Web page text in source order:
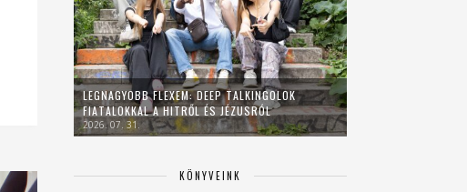
LEGNAGYOBB FLEXEM: DEEP TALKINGOLOK
FIATALOKKAL A HITRŐL ÉS JÉZUSRÓL
2026. 07. 31.
KÖNYVEINK